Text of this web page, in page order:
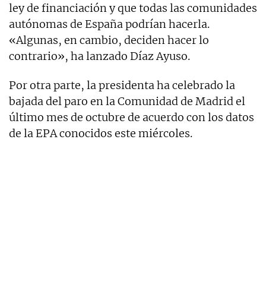
ley de financiación y que todas las comunidades
autónomas de España podrían hacerla.
«Algunas, en cambio, deciden hacer lo
contrario», ha lanzado Díaz Ayuso.
Por otra parte, la presidenta ha celebrado la
bajada del paro en la Comunidad de Madrid el
último mes de octubre de acuerdo con los datos
de la EPA conocidos este miércoles.